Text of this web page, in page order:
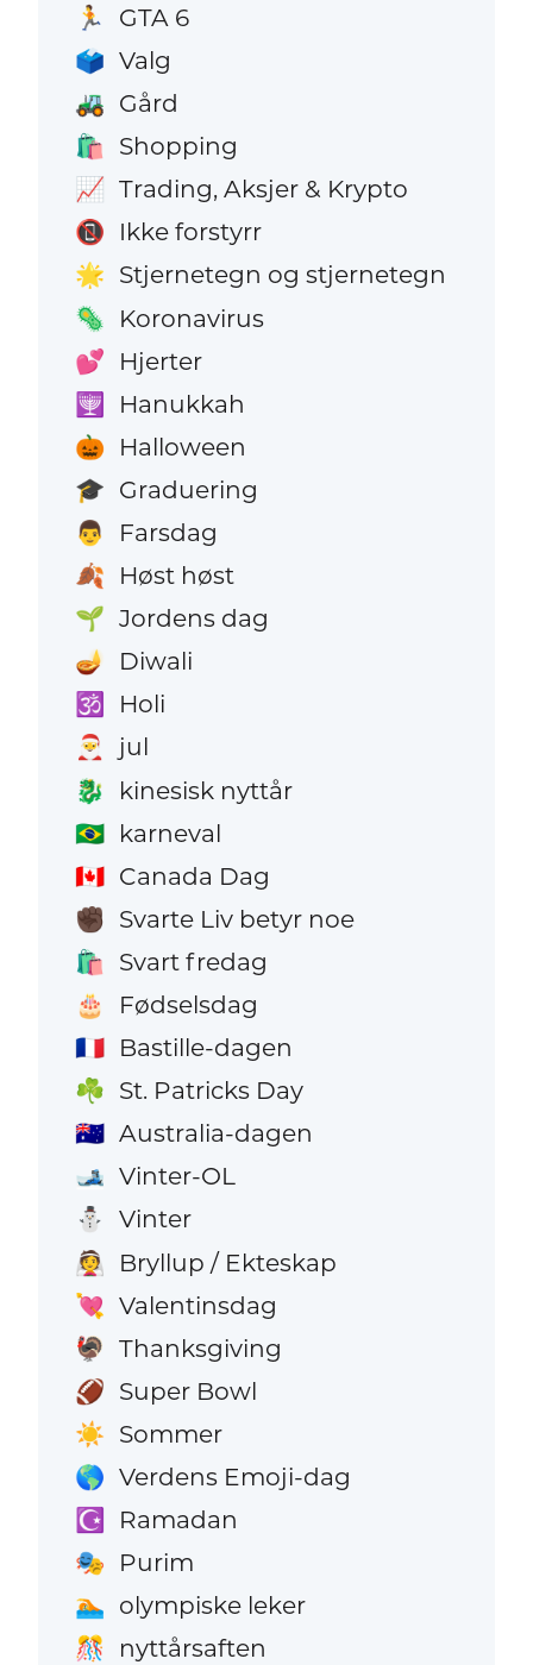
🏃 GTA 6
🗳️ Valg
🚜 Gård
🛍️ Shopping
📈 Trading, Aksjer & Krypto
📵 Ikke forstyrr
🌟 Stjernetegn og stjernetegn
🦠 Koronavirus
💕 Hjerter
🕎 Hanukkah
🎃 Halloween
🎓 Graduering
👨 Farsdag
🍂 Høst høst
🌱 Jordens dag
🪔 Diwali
🕉️ Holi
🎅 jul
🐉 kinesisk nyttår
🇧🇷 karneval
🇨🇦 Canada Dag
✊🏿 Svarte Liv betyr noe
🛍️ Svart fredag
🎂 Fødselsdag
🇫🇷 Bastille-dagen
☘️ St. Patricks Day
🇦🇺 Australia-dagen
🎿 Vinter-OL
⛄ Vinter
👰 Bryllup / Ekteskap
💘 Valentinsdag
🦃 Thanksgiving
🏈 Super Bowl
☀️ Sommer
🌎 Verdens Emoji-dag
☪️ Ramadan
🎭 Purim
🏊 olympiske leker
🎊 nyttårsaften